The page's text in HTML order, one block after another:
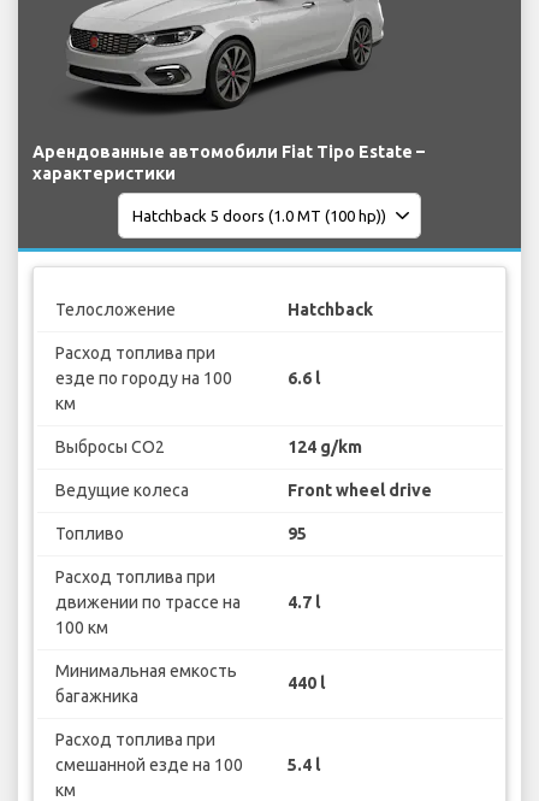
Арендованные автомобили Fiat Tipo Estate –
характеристики
Телосложение Hatchback
Расход топлива при
езде по городу на 100
км
6.6 l
Выбросы CO2 124 g/km
Ведущие колеса Front wheel drive
Топливо 95
Расход топлива при
движении по трассе на
100 км
4.7 l
Минимальная емкость
багажника
440 l
Расход топлива при
смешанной езде на 100
км
5.4 l